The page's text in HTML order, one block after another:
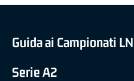
Guida ai Campionati
Serie A2